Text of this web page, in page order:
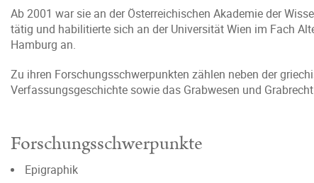
Ab 2001 war sie an der Österreichischen Akademie der
tätig und habilitierte sich an der Universität Wien im Fach
Hamburg an.
Zu ihren Forschungsschwerpunkten zählen neben der
Verfassungsgeschichte sowie das Grabwesen und
Forschungsschwerpunkte
Epigraphik